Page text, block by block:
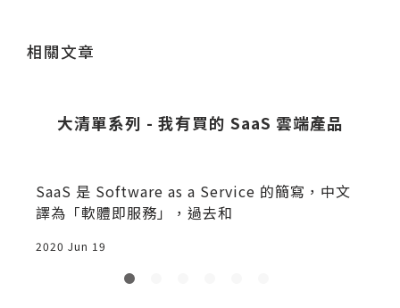
相關文章
大清單系列 - 我有買的 SaaS 雲端產品
SaaS 是 Software as a Service 的簡寫，中文
譯為「軟體即服務」，過去和
2020 Jun 19